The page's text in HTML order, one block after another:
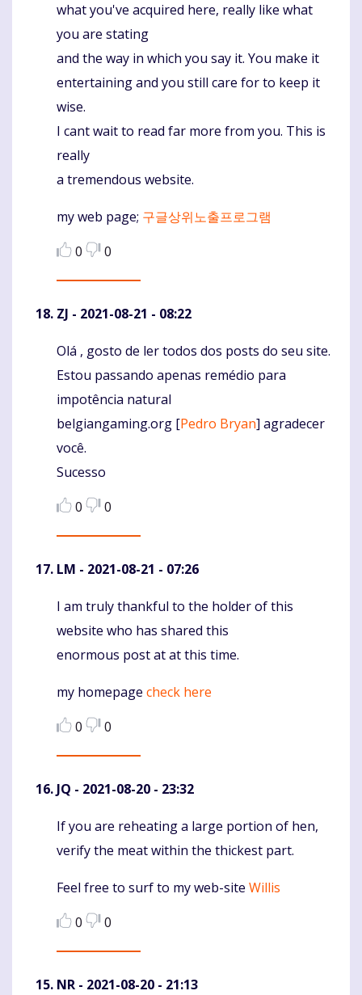
what you've acquired here, really like what
you are stating
and the way in which you say it. You make it
entertaining and you still care for to keep it
wise.
I cant wait to read far more from you. This is
really
a tremendous website.
my web page; 구글상위노출프로그램
0
0
ZJ - 2021-08-21 - 08:22
Komentaras
Olá , gosto de ler todos dos posts do seu site.
Estou passando apenas remédio para
impotência natural
belgiangaming.org [Pedro Bryan] agradecer
você.
Sucesso
0
0
LM - 2021-08-21 - 07:26
Komentaras
I am truly thankful to the holder of this
website who has shared this
enormous post at at this time.
my homepage check here
0
0
JQ - 2021-08-20 - 23:32
Komentaras
If you are reheating a large portion of hen,
verify the meat within the thickest part.
Feel free to surf to my web-site Willis
0
0
NR - 2021-08-20 - 21:13